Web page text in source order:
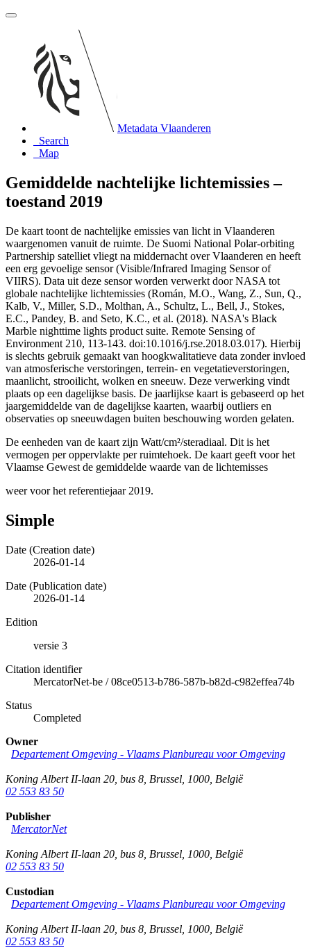
Metadata Vlaanderen
Search
Map
Gemiddelde nachtelijke lichtemissies –
toestand 2019
De kaart toont de nachtelijke emissies van licht in Vlaanderen
waargenomen vanuit de ruimte. De Suomi National Polar-orbiting
Partnership satelliet vliegt na middernacht over Vlaanderen en heeft
een erg gevoelige sensor (Visible/Infrared Imaging Sensor of
VIIRS). Data uit deze sensor worden verwerkt door NASA tot
globale nachtelijke lichtemissies (Román, M.O., Wang, Z., Sun, Q.,
Kalb, V., Miller, S.D., Molthan, A., Schultz, L., Bell, J., Stokes,
E.C., Pandey, B. and Seto, K.C., et al. (2018). NASA's Black
Marble nighttime lights product suite. Remote Sensing of
Environment 210, 113-143. doi:10.1016/j.rse.2018.03.017). Hierbij
is slechts gebruik gemaakt van hoogkwalitatieve data zonder invloed
van atmosferische verstoringen, terrein- en vegetatieverstoringen,
maanlicht, strooilicht, wolken en sneeuw. Deze verwerking vindt
plaats op een dagelijkse basis. De jaarlijkse kaart is gebaseerd op het
jaargemiddelde van de dagelijkse kaarten, waarbij outliers en
observaties op sneeuwdagen buiten beschouwing worden gelaten.
De eenheden van de kaart zijn Watt/cm²/steradiaal. Dit is het
vermogen per oppervlakte per ruimtehoek. De kaart geeft voor het
Vlaamse Gewest de gemiddelde waarde van de lichtemisses
weer voor het referentiejaar 2019.
Simple
Date (Creation date)
2026-01-14
Date (Publication date)
2026-01-14
Edition
versie 3
Citation identifier
MercatorNet-be /08ce0513-b786-587b-b82d-c982effea74b
Status
Completed
Owner
Departement Omgeving - Vlaams Planbureau voor Omgeving
Koning Albert II-laan 20, bus 8 Brussel 1000 België
02 553 83 50
Publisher
MercatorNet
Koning Albert II-laan 20, bus 8 Brussel 1000 België
02 553 83 50
Custodian
Departement Omgeving - Vlaams Planbureau voor Omgeving
Koning Albert II-laan 20, bus 8 Brussel 1000 België
02 553 83 50